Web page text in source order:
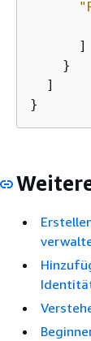
      ]
    }
  ]
}